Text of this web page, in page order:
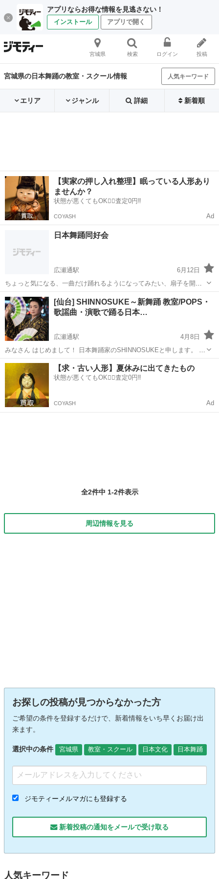
アプリならお得な情報を見逃さない！
インストール アプリで開く
宮城県 検索 ログイン 投稿
宮城県の日本舞踊の教室・スクール情報 人気キーワード
エリア ジャンル 詳細 新着順
【実家の押し入れ整理】眠っている人形あり
ませんか？
状態が悪くてもOK🙆‍♀️査定0円‼️
COYASH Ad
日本舞踊同好会
広瀬通駅
6月12日
ちょっと気になる、一曲だけ踊れるようになってみたい、扇子を開い
てみたい、着物の着方、畳み方を覚えたい、 そんな気軽な気持ちで大
丈夫。 立ち上げたばかり、個人レッスン、グループレッスン、ワーク
ショップ可 古典舞踊、新舞踊、歌...
宮城 仙台市 広瀬通駅 同好会
[仙台] SHINNOSUKE～新舞踊 教室/POPS・
歌謡曲・演歌で踊る日本…
広瀬通駅
4月8日
みなさん はじめまして！ 日本舞踊家のSHINNOSUKEと申します。 こ
の度、大好きな仙台にて新舞踊教室をスタートすることになりまし
合わせ...
宮城 仙台市 広瀬通駅 日本舞踊 新舞踊
【求・古い人形】夏休みに出てきたもの
状態が悪くてもOK🙆‍♀️査定0円‼️
COYASH Ad
全2件中 1-2件表示
周辺情報を見る
お探しの投稿が見つからなかった方
ご希望の条件を登録するだけで、新着情報をいち早くお届け出
来ます。
選択中の条件 宮城県 教室・スクール 日本文化 日本舞踊
ジモティーメルマガにも登録する
新着投稿の通知をメールで受け取る
人気キーワード